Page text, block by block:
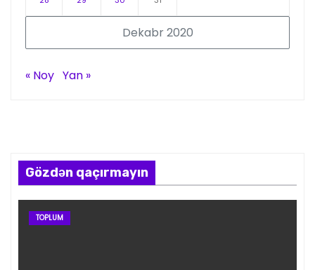
Dekabr 2020
« Noy Yan »
Gözdən qaçırmayın
TOPLUM